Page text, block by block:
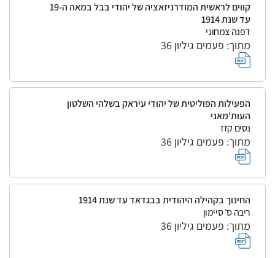
קווים לראשית המודרניזאציה של יהודי בבל במאה ה-19
עד שנת 1914
דפנה צמחוני
מתוך: פעמים גיליון 36
הפעילות הפוליטית של יהודי עיראק בשלהי השלטון
העות'מאני
נסים קזז
מתוך: פעמים גיליון 36
החינוך בקהילה היהודית בבגדאד עד שנת 1914
ריבה ס' סיימון
מתוך: פעמים גיליון 36